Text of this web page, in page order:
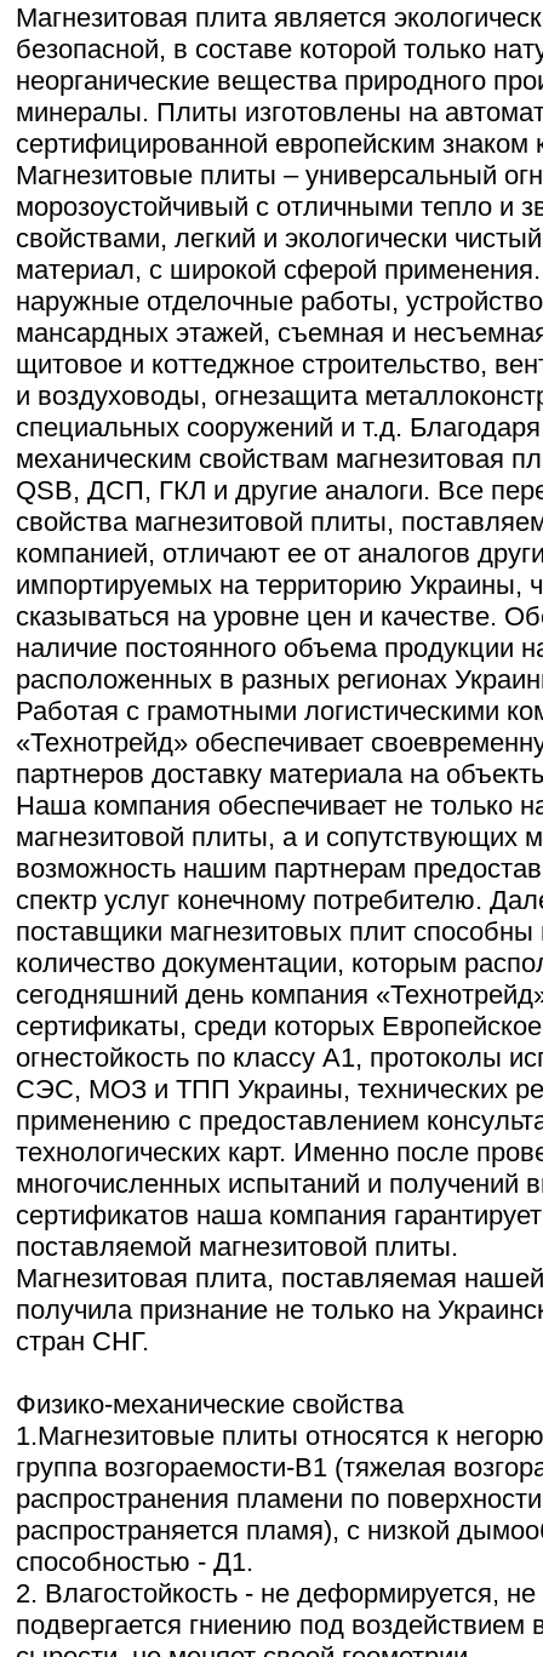
Магнезитовая плита является
безопасной, в составе которой только
неорганические вещества природного
минералы. Плиты изготовлены на
сертифицированной европейским знаком
Магнезитовые плиты – универсальный
морозоустойчивый с отличными тепло и
свойствами, легкий и экологически
материал, с широкой сферой
наружные отделочные работы,
мансардных этажей, съемная и
щитовое и коттеджное строительство,
и воздуховоды, огнезащита
специальных сооружений и т.д.
механическим свойствам магнезитовая
QSB, ДСП, ГКЛ и другие аналоги. Все
свойства магнезитовой плиты,
компанией, отличают ее от аналогов
импортируемых на территорию Украины,
сказываться на уровне цен и качестве.
наличие постоянного объема продукции
расположенных в разных регионах
Работая с грамотными логистическими
«Технотрейд» обеспечивает
партнеров доставку материала на
Наша компания обеспечивает не только
магнезитовой плиты, а и сопутствующих
возможность нашим партнерам
спектр услуг конечному потребителю.
поставщики магнезитовых плит способны
количество документации, которым
сегодняшний день компания
сертификаты, среди которых
огнестойкость по классу А1, протоколы
СЭС, МОЗ и ТПП Украины, технических
применению с предоставлением
технологических карт. Именно после
многочисленных испытаний и получений
сертификатов наша компания
поставляемой магнезитовой плиты.
Магнезитовая плита, поставляемая
получила признание не только на
стран СНГ.
Физико-механические свойства
1.Магнезитовые плиты относятся к
группа возгораемости-В1 (тяжелая
распространения пламени по
распространяется пламя), с низкой
способностью - Д1.
2. Влагостойкость - не деформируется, не
подвергается гниению под воздействием